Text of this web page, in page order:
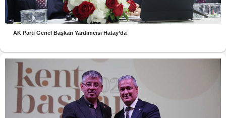
AK Parti Genel Başkan Yardımcısı Hatay’da